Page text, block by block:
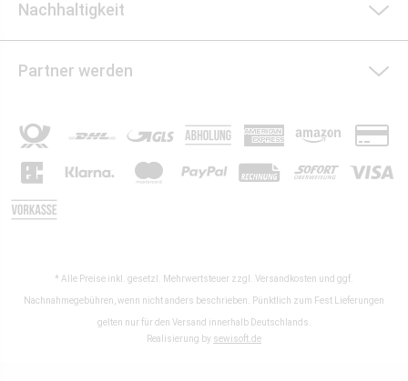
Nachhaltigkeit
Partner werden
* Alle Preise inkl. gesetzl. Mehrwertsteuer zzgl. Versandkosten und ggf.
Nachnahmegebühren, wenn nicht anders beschrieben. Pünktlich zum Fest Lieferungen
gelten nur für den Versand innerhalb Deutschlands.
Realisierung by sewisoft.de